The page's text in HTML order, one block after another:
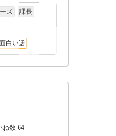
ズ 課長
面白い話
ね数 64